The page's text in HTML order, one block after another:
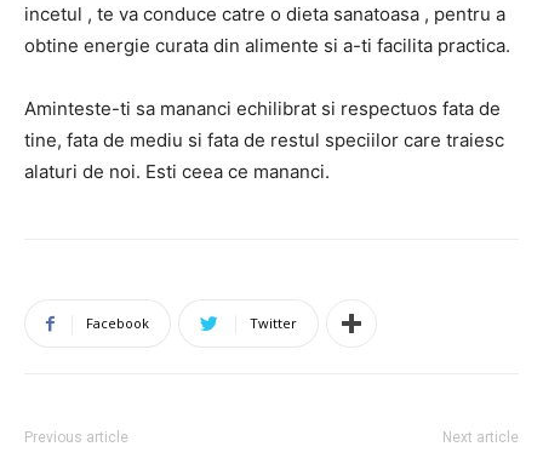
incetul , te va conduce catre o dieta sanatoasa , pentru a
obtine energie curata din alimente si a-ti facilita practica.
Aminteste-ti sa mananci echilibrat si respectuos fata de
tine, fata de mediu si fata de restul speciilor care traiesc
alaturi de noi. Esti ceea ce mananci.
Facebook Twitter
Previous article Next article